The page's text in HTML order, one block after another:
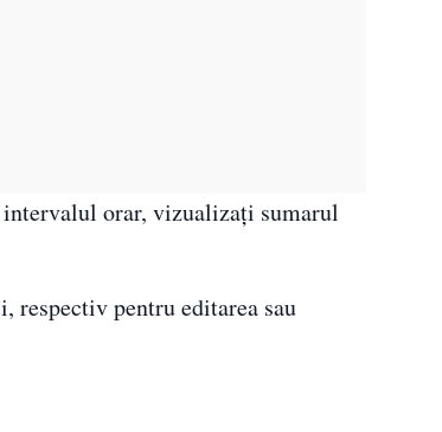
intervalul orar, vizualizați sumarul
respectiv pentru editarea sau